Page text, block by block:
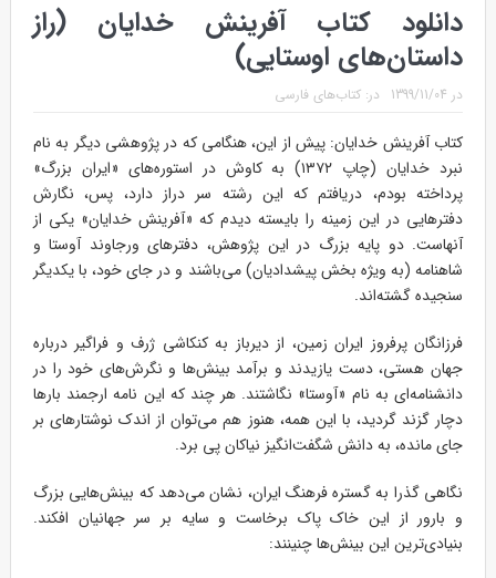
دانلود کتاب آفرینش خدایان (راز
داستان‌های اوستایی)
در 1399/11/04 در: کتاب‌های فارسی
کتاب آفرینش خدایان: پیش از این، هنگامی که در پژوهشی دیگر به نام
نبرد خدایان (چاپ ۱۳۷۲) به کاوش در استوره‌های «ایران بزرگ»
پرداخته بودم، دریافتم که این رشته سر دراز دارد، پس، نگارش
دفترهایی در این زمینه را بایسته دیدم که «آفرینش خدایان» یکی از
آنهاست. دو پایه بزرگ در این پژوهش، دفترهای ورجاوند آوستا و
شاهنامه (به ویژه بخش پیشدادیان) می‌باشند و در جای خود، با یکدیگر
سنجیده گشته‌اند.
فرزانگان پرفروز ایران زمین، از دیرباز به کنکاشی ژرف و فراگیر درباره
جهان هستی، دست یازیدند و برآمد بینش‌ها و نگرش‌های خود را در
دانشنامه‌ای به نام «آوستا» نگاشتند. هر چند که این نامه ارجمند بارها
دچار گزند گردید، با این همه، هنوز هم می‌توان از اندک نوشتارهای بر
جای مانده، به دانش شگفت‌انگیز نیاکان پی برد.
نگاهی گذرا به گستره فرهنگ ایران، نشان می‌دهد که بینش‌هایی بزرگ
و بارور از این خاک پاک برخاست و سایه بر سر جهانیان افکند.
بنیادی‌ترین این بینش‌ها چنینند: